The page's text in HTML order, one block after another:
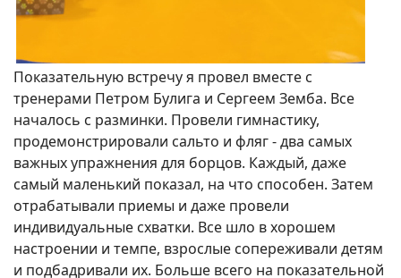
Показательную встречу я провел вместе с
тренерами Петром Булига и Сергеем Земба. Все
началось с разминки. Провели гимнастику,
продемонстрировали сальто и фляг - два самых
важных упражнения для борцов. Каждый, даже
самый маленький показал, на что способен. Затем
отрабатывали приемы и даже провели
индивидуальные схватки. Все шло в хорошем
настроении и темпе, взрослые сопереживали детям
и подбадривали их. Больше всего на показательной